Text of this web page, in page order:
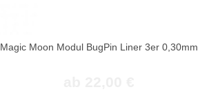
Magic Moon Modul BugPin Liner 3er 0,30mm